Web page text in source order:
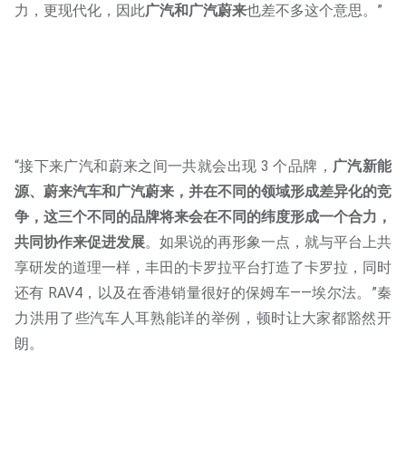
力，更现代化，因此广汽和广汽蔚来也差不多这个意思。”
“接下来广汽和蔚来之间一共就会出现 3 个品牌， 广汽新能
源、蔚来汽车和广汽蔚来，并在不同的领域形成差异化的竞
争，这三个不同的品牌将来会在不同的纬度形成一个合力，
共同协作来促进发展。如果说的再形象一点，就与平台上共
享研发的道理一样，丰田的卡罗拉平台打造了卡罗拉，同时
还有 RAV4，以及在香港销量很好的保姆车——埃尔法。”秦
力洪用了些汽车人耳熟能详的举例，顿时让大家都豁然开
朗。